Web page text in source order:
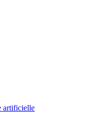
artificielle